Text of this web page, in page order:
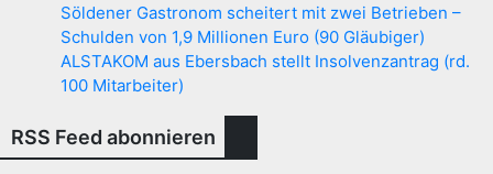
Söldener Gastronom scheitert mit zwei Betrieben –
Schulden von 1,9 Millionen Euro (90 Gläubiger)
ALSTAKOM aus Ebersbach stellt Insolvenzantrag (rd.
100 Mitarbeiter)
RSS Feed abonnieren